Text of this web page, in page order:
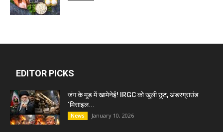
EDITOR PICKS
जंग के मूड में खामेनेई! IRGC को खुली छूट, अंडरग्राउंड
‘मिसाइल...
News January 10, 2026